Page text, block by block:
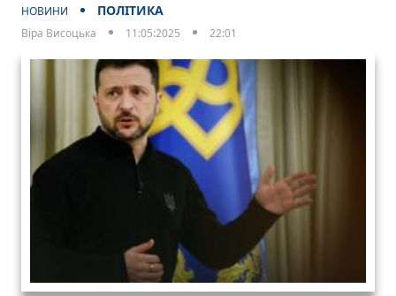
НОВИНИ ПОЛІТИКА
Віра Висоцька 11:05:2025 22:01